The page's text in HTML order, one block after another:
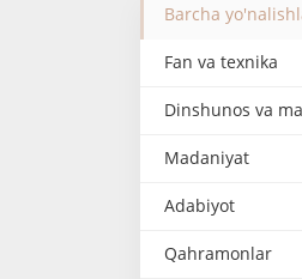
Barcha
Fan va texnika
Dinshunos va
Madaniyat
Adabiyot
Qahramonlar